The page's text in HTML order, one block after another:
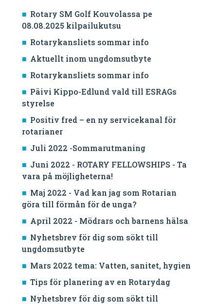
Rotary SM Golf Kouvolassa pe
08.08.2025 kilpailukutsu
Rotarykansliets sommar info
Aktuellt inom ungdomsutbyte
Rotarykansliets sommar info
Päivi Kippo-Edlund vald till ESRAGs
styrelse
Positiv fred – en ny servicekanal för
rotarianer
Juli 2022 -Sommarutmaning
Juni 2022 - ROTARY FELLOWSHIPS - Ta
vara på möjligheterna!
Maj 2022 - Vad kan jag som Rotarian
göra till förmån för de unga?
April 2022 - Mödrars och barnens hälsa
Nyhetsbrev för dig som sökt till
ungdomsutbyte
Mars 2022 tema: Vatten, sanitet, hygien
Tips för planering av en Rotarydag
Nyhetsbrev för dig som sökt till